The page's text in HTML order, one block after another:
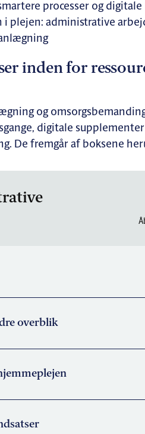
processer og
plejen: administrative
inden for
og
digitale
De fremgår af boksene
overblik